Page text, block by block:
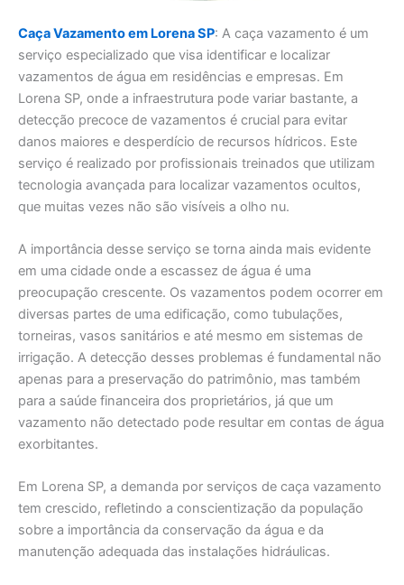
Caça Vazamento em Lorena SP: A caça vazamento é um
serviço especializado que visa identificar e localizar
vazamentos de água em residências e empresas. Em
Lorena SP, onde a infraestrutura pode variar bastante, a
detecção precoce de vazamentos é crucial para evitar
danos maiores e desperdício de recursos hídricos. Este
serviço é realizado por profissionais treinados que utilizam
tecnologia avançada para localizar vazamentos ocultos,
que muitas vezes não são visíveis a olho nu.
A importância desse serviço se torna ainda mais evidente
em uma cidade onde a escassez de água é uma
preocupação crescente. Os vazamentos podem ocorrer em
diversas partes de uma edificação, como tubulações,
torneiras, vasos sanitários e até mesmo em sistemas de
irrigação. A detecção desses problemas é fundamental não
apenas para a preservação do patrimônio, mas também
para a saúde financeira dos proprietários, já que um
vazamento não detectado pode resultar em contas de água
exorbitantes.
Em Lorena SP, a demanda por serviços de caça vazamento
tem crescido, refletindo a conscientização da população
sobre a importância da conservação da água e da
manutenção adequada das instalações hidráulicas.